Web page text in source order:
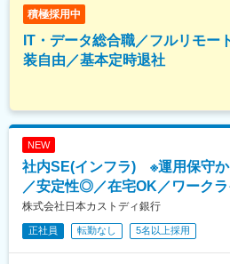
積極採用中
IT・データ総合職／フルリモー
装自由／基本定時退社
NEW
社内SE(インフラ) ※運用保守
／安定性◎／在宅OK／ワーク
株式会社日本カストディ銀行
正社員 転勤なし 5名以上採用